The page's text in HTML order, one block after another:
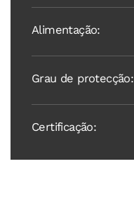
Alimentação:
Grau de protecção:
Certificação: